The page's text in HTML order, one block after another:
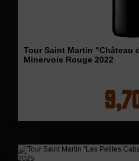
Tour Saint Martin "Château
Minervois Rouge 2022